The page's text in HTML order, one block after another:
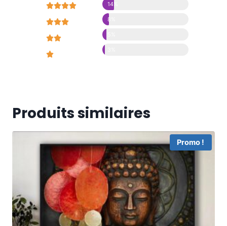




14%
8%
Produits similaires
Promo !